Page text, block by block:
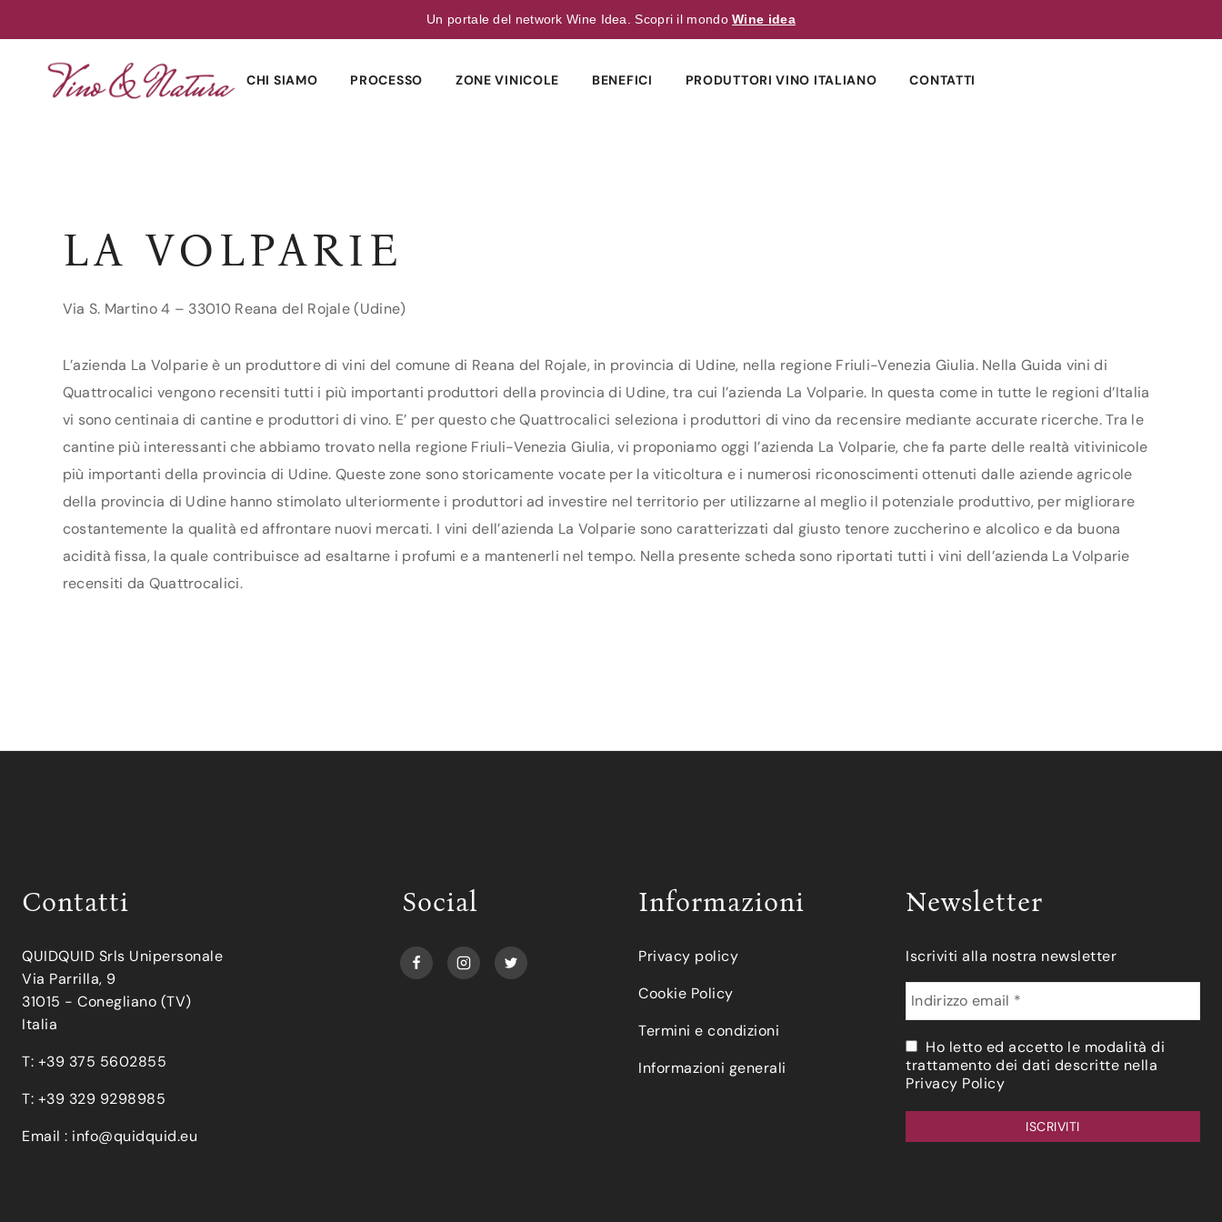
Un portale del network Wine Idea. Scopri il mondoWine idea
CHI SIAMO PROCESSO ZONE VINICOLE BENEFICI PRODUTTORI VINO ITALIANO CONTATTI
LA VOLPARIE
Via S. Martino 4 – 33010 Reana del Rojale (Udine)
L’azienda La Volparie è un produttore di vini del comune di Reana del Rojale, in provincia di Udine, nella regione Friuli-Venezia Giulia. Nella Guida vini di
Quattrocalici vengono recensiti tutti i più importanti produttori della provincia di Udine, tra cui l’azienda La Volparie. In questa come in tutte le regioni d’Italia
vi sono centinaia di cantine e produttori di vino. E’ per questo che Quattrocalici seleziona i produttori di vino da recensire mediante accurate ricerche. Tra le
cantine più interessanti che abbiamo trovato nella regione Friuli-Venezia Giulia, vi proponiamo oggi l’azienda La Volparie, che fa parte delle realtà vitivinicole
più importanti della provincia di Udine. Queste zone sono storicamente vocate per la viticoltura e i numerosi riconoscimenti ottenuti dalle aziende agricole
della provincia di Udine hanno stimolato ulteriormente i produttori ad investire nel territorio per utilizzarne al meglio il potenziale produttivo, per migliorare
costantemente la qualità ed affrontare nuovi mercati. I vini dell’azienda La Volparie sono caratterizzati dal giusto tenore zuccherino e alcolico e da buona
acidità fissa, la quale contribuisce ad esaltarne i profumi e a mantenerli nel tempo. Nella presente scheda sono riportati tutti i vini dell’azienda La Volparie
recensiti da Quattrocalici.
Contatti
QUIDQUID Srls Unipersonale
Via Parrilla, 9
31015 - Conegliano (TV)
Italia
T: +39 375 5602855
T: +39 329 9298985
Email : info@quidquid.eu
Social Informazioni
Privacy policy
Cookie Policy
Termini e condizioni
Informazioni generali
Newsletter
Iscriviti alla nostra newsletter
Ho letto ed accetto le modalità di
trattamento dei dati descritte nella
Privacy Policy